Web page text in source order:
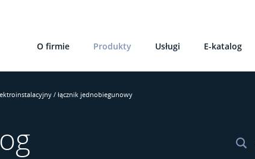
O firmie Produkty Usługi E-katalog
/ łącznik jednobiegunowy